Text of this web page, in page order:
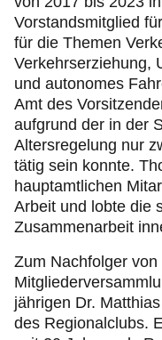
Vorstandsmitglied
für die Themen
Verkehrserziehung,
und autonomes
Amt des
aufgrund der in der
Altersregelung nur
tätig sein konnte.
hauptamtlichen
Arbeit und lobte die
Zusammenarbeit
Zum Nachfolger
jährigen Dr.
des Regionalclubs.